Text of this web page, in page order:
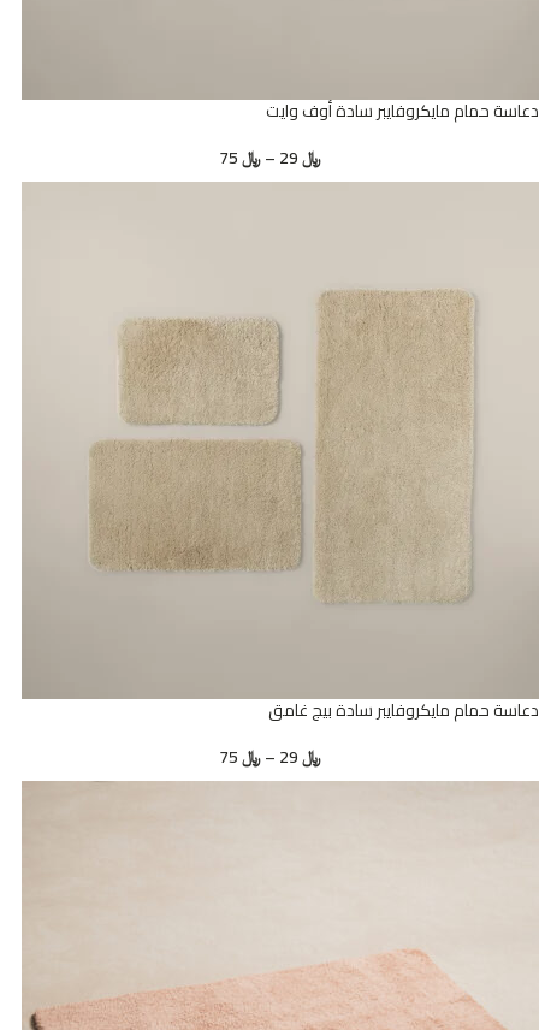
دعاسة حمام مايكروفايبر سادة أوف وايت
﷼
–﷼
دعاسة حمام مايكروفايبر سادة بيج غامق
﷼
–﷼